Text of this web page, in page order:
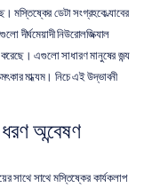
মস্তিষ্কের ডেটা সংগ্রহকে ল্যাবের
দীর্ঘমেয়াদী নিউরোলজিক্যাল
এগুলো সাধারণ মানুষের জন্য
মাধ্যম। নিচে এই উদ্ভাবনী
অন্বেষণ
সাথে সাথে মস্তিষ্কের কার্যকলাপ